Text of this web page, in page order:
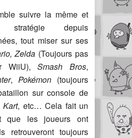
suivre la même et
stratégie depuis
tout miser sur ses
Zelda (Toujours pas
WiiU),Smash Bros,
, Pokémon (toujours
sur console de
Kart, etc… Cela fait un
que les joueurs ont
retrouveront toujours